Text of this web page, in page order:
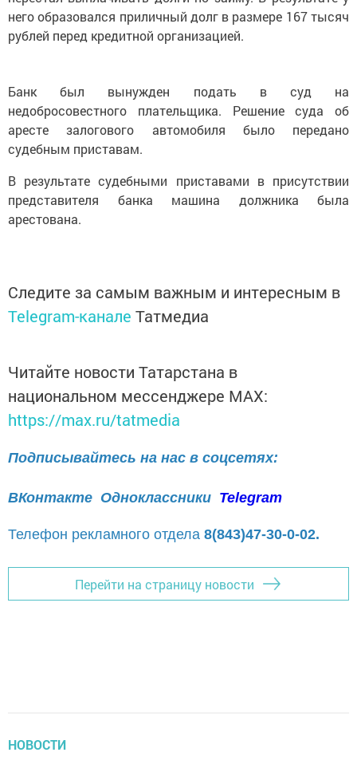
него образовался приличный долг в размере 167 тысяч
рублей перед кредитной организацией.
Банк был вынужден подать в суд на
недобросовестного плательщика. Решение суда об
аресте залогового автомобиля было передано
судебным приставам.
В результате судебными приставами в присутствии
представителя банка машина должника была
арестована.
Следите за самым важным и интересным в
Telegram-канале Татмедиа
Читайте новости Татарстана в
национальном мессенджере MАХ:
https://max.ru/tatmedia
Подписывайтесь на нас в соцсетях:
ВКонтакте Одноклассники Telegram
Телефон рекламного отдела 8(843)47-30-0-02.
Перейти на страницу новости
НОВОСТИ